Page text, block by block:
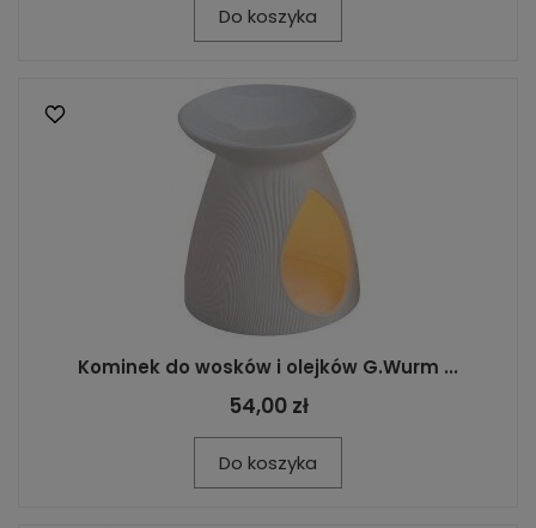
Do koszyka
Kominek do wosków i olejków G.Wurm ...
54,00 zł
Do koszyka